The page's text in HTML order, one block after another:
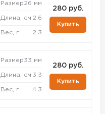
Размер26 мм
Длина, см 2.6
Вес, г 2.3
280 руб.
Купить
Размер33 мм
Длина, см 3.3
Вес, г 4.3
280 руб.
Купить